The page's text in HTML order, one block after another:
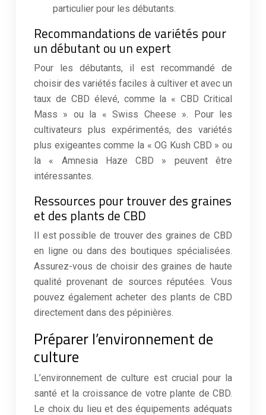
particulier pour les débutants.
Recommandations de variétés pour
un débutant ou un expert
Pour les débutants, il est recommandé de
choisir des variétés faciles à cultiver et avec un
taux de CBD élevé, comme la « CBD Critical
Mass » ou la « Swiss Cheese ». Pour les
cultivateurs plus expérimentés, des variétés
plus exigeantes comme la « OG Kush CBD » ou
la « Amnesia Haze CBD » peuvent être
intéressantes.
Ressources pour trouver des graines
et des plants de CBD
Il est possible de trouver des graines de CBD
en ligne ou dans des boutiques spécialisées.
Assurez-vous de choisir des graines de haute
qualité provenant de sources réputées. Vous
pouvez également acheter des plants de CBD
directement dans des pépinières.
Préparer l’environnement de
culture
L’environnement de culture est crucial pour la
santé et la croissance de votre plante de CBD.
Le choix du lieu et des équipements adéquats